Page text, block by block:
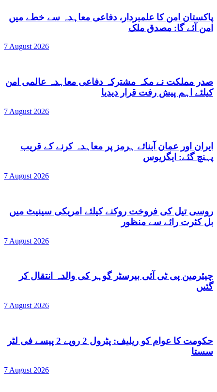
پاکستان امن کا علمبردار، دفاعی معاہدہ سے خطے میں
امن آئے گا: مصدق ملک
7 August 2026
صدر مملکت نے مکہ مشترکہ دفاعی معاہدہ عالمی امن
کیلئے اہم پیش رفت قرار دیدیا
7 August 2026
ایران اور عمان آبنائے ہرمز پر معاہدہ کرنے کے قریب
پہنچ گئے: ایگزیوس
7 August 2026
روسی تیل کی فروخت روکنے کیلئے امریکی سینیٹ میں
بل کثرت رائے سے منظور
7 August 2026
چیئرمین پی ٹی آئی بیرسٹر گوہر کی والدہ انتقال کر
گئیں
7 August 2026
حکومت کا عوام کو ریلیف: پٹرول 2 روپے 2 پیسے فی لٹر
سستا
7 August 2026